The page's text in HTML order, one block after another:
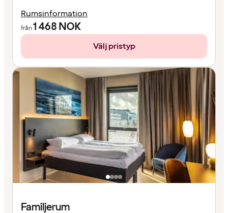
Rumsinformation
från1 468NOK
Välj pristyp
Familjerum